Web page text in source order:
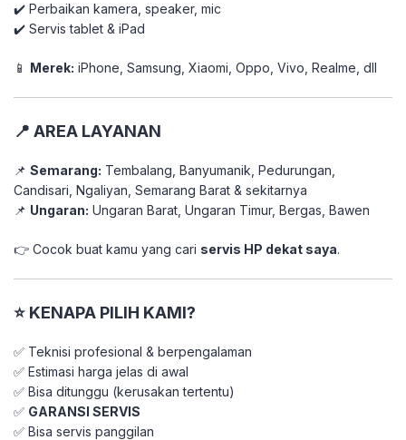
✔️ Perbaikan kamera, speaker, mic
✔️ Servis tablet & iPad
📱 Merek: iPhone, Samsung, Xiaomi, Oppo, Vivo, Realme, dll
📍 AREA LAYANAN
📌 Semarang: Tembalang, Banyumanik, Pedurungan,
Candisari, Ngaliyan, Semarang Barat & sekitarnya
📌 Ungaran: Ungaran Barat, Ungaran Timur, Bergas, Bawen
👉 Cocok buat kamu yang cari servis HP dekat saya.
⭐ KENAPA PILIH KAMI?
✅ Teknisi profesional & berpengalaman
✅ Estimasi harga jelas di awal
✅ Bisa ditunggu (kerusakan tertentu)
✅ GARANSI SERVIS
✅ Bisa servis panggilan